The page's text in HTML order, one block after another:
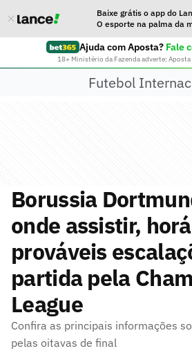
Baixe grátis o app do
O esporte na palma da
Ajuda com Aposta? Fale
18+ Ministério da Fazenda adverte:
Futebol
Borussia
onde assistir,
prováveis
partida pela
League
Confira as principais informações
pelas oitavas de final